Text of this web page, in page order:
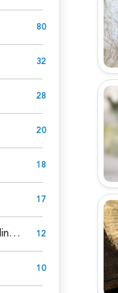
80
32
28
20
18
17
Belçika Kurdu Malinois 12
10